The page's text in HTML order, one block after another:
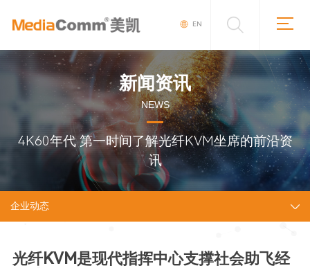
EN
新闻资讯
NEWS
4K60年代 第一时间了解光纤KVM坐席的前沿资
讯
企业动态
光纤KVM是现代指挥中心支撑社会助飞经